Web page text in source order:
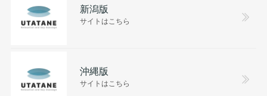
新潟版
サイトはこちら
沖縄版
サイトはこちら